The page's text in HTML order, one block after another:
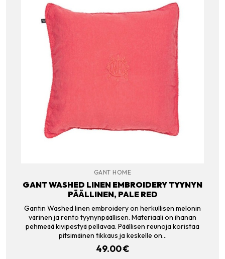
GANT HOME
GANT WASHED LINEN EMBROIDERY TYYNYN
PÄÄLLINEN, PALE RED
Gantin Washed linen embroidery on herkullisen melonin
värinen ja rento tyynynpäällisen. Materiaali on ihanan
pehmeää kivipestyä pellavaa. Päällisen reunoja koristaa
pitsimäinen tikkaus ja keskelle on…
49.00€